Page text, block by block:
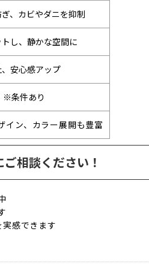
、カビやダニを抑制
し、静かな空間に
安心感アップ
※条件あり
イン、カラー展開も豊富
相談ください！
感できます